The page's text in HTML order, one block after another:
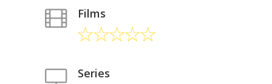
Films
Series